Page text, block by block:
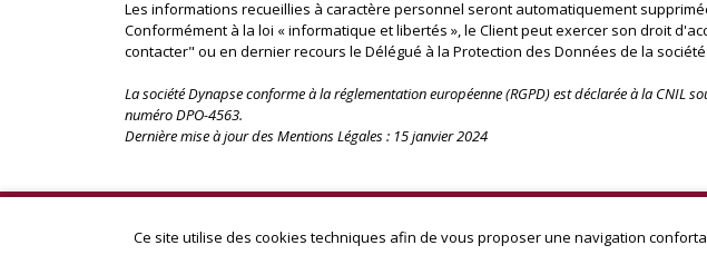
Les informations recueillies à caractère personnel seront automatiquement
Conformément à la loi « informatique et libertés », le Client peut exercer son droit
contacter" ou en dernier recours le Délégué à la Protection des Données de la
La société Dynapse conforme à la réglementation européenne (RGPD) est déclarée à la CNIL
numéro DPO-4563.
Dernière mise à jour des Mentions Légales : 15 janvier 2024
© Copyright 2020-2024 - Aube en Champagne - Le
Ce site utilise des cookies techniques afin de vous proposer une navigation